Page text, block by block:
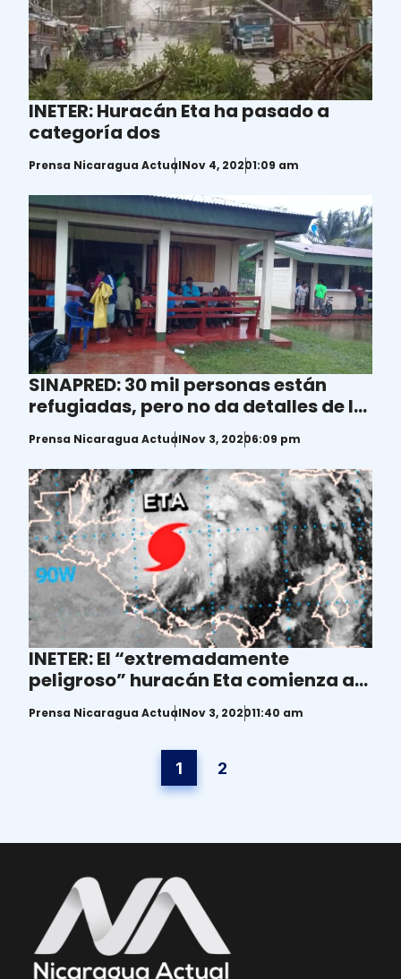
INETER: Huracán Eta ha pasado a
categoría dos
Prensa Nicaragua ActualNov 4, 20201:09 am
SINAPRED: 30 mil personas están
refugiadas, pero no da detalles de la
atención brindada
Prensa Nicaragua ActualNov 3, 20206:09 pm
INETER: El “extremadamente
peligroso” huracán Eta comienza a
tocar tierra
Prensa Nicaragua ActualNov 3, 202011:40 am
1 2